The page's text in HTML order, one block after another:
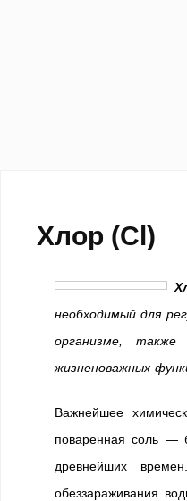
Хлор (Cl)
необходимый для
организме, также
жизненоважных
Важнейшее
поваренная соль —
древнейших
обеззараживания